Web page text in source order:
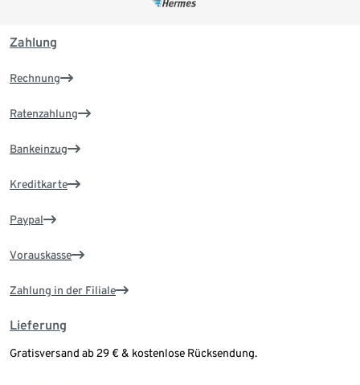
Zahlung
Rechnung
Ratenzahlung
Bankeinzug
Kreditkarte
Paypal
Vorauskasse
Zahlung in der Filiale
Lieferung
Gratisversand ab 29 € & kostenlose Rücksendung.